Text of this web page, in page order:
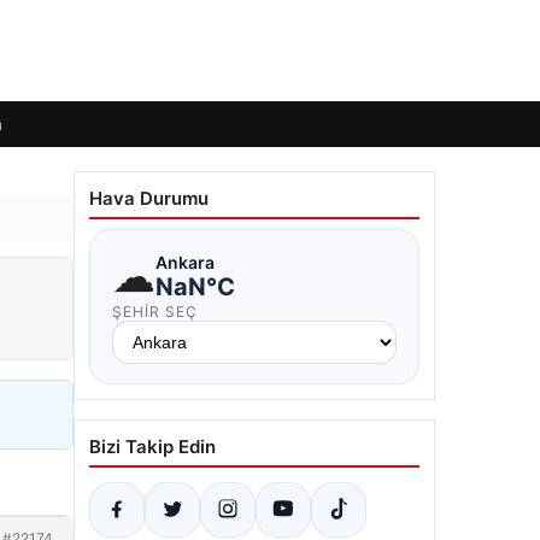
Hava Durumu
☁Ankara
NaN°C
ŞEHIR SEÇ
Bizi Takip Edin